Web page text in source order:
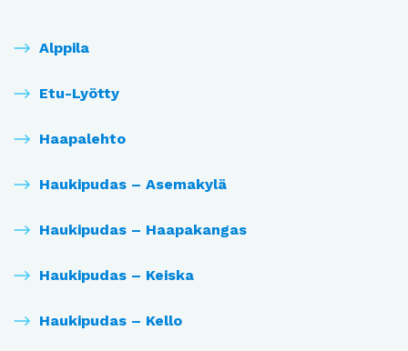
Alppila
Etu-Lyötty
Haapalehto
Haukipudas – Asemakylä
Haukipudas – Haapakangas
Haukipudas – Keiska
Haukipudas – Kello